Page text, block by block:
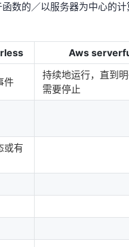
数的／以服务器为中心的计
Aws
件
持续地运行，直到
需要停止
或有